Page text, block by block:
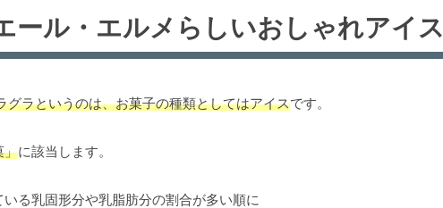
ール・エルメらしいおしゃれアイス
グラというのは、お菓子の種類としてはアイスです。
」に該当します。
る乳固形分や乳脂肪分の割合が多い順に